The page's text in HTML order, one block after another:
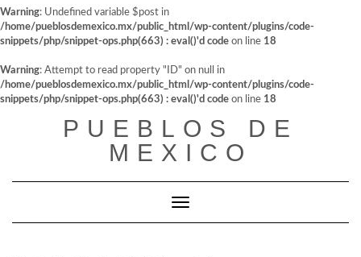
Warning: Undefined variable $post in
/home/pueblosdemexico.mx/public_html/wp-content/plugins/code-
snippets/php/snippet-ops.php(663) : eval()'d code on line 18
Warning: Attempt to read property "ID" on null in
/home/pueblosdemexico.mx/public_html/wp-content/plugins/code-
snippets/php/snippet-ops.php(663) : eval()'d code on line 18
PUEBLOS DE
MEXICO
Cambiar modo de navegación